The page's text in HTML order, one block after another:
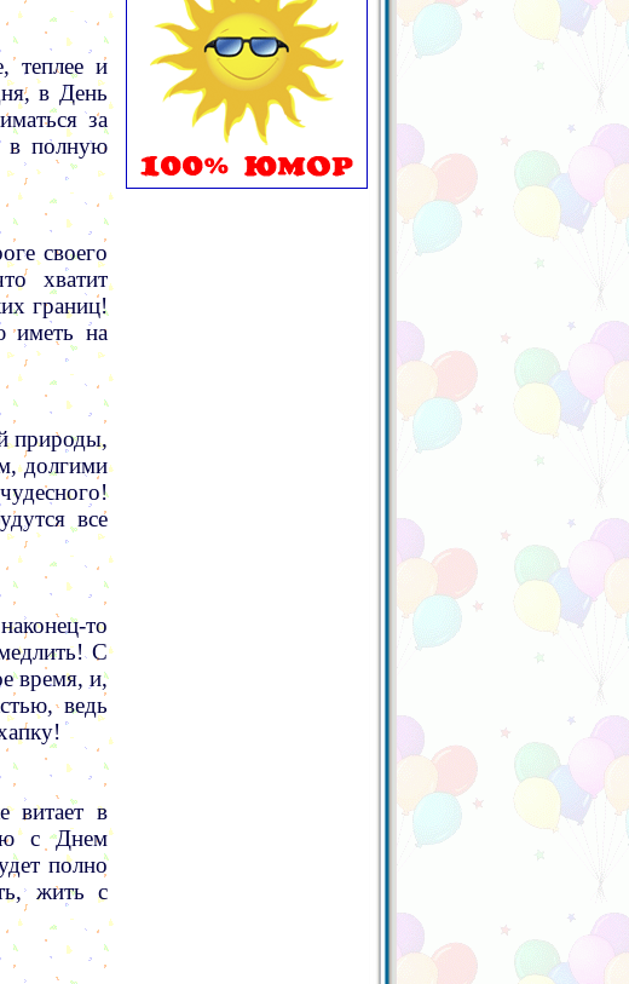
теплее и
в День
за
в полную
своего
хватит
границ!
иметь на
природы,
долгими
все
то
С
время, и,
ведь
витает в
с Днем
полно
жить с